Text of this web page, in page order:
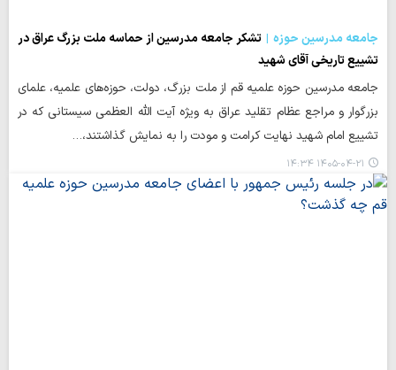
جامعه مدرسین حوزه
تشکر جامعه مدرسین از حماسه ملت بزرگ عراق در
تشییع تاریخی آقای شهید
جامعه مدرسین حوزه علمیه قم از ملت بزرگ، دولت، حوزه‌های علمیه، علمای
بزرگوار و مراجع عظام تقلید عراق به ویژه آیت الله العظمی سیستانی که در
تشییع امام شهید نهایت کرامت و مودت را به نمایش گذاشتند،…
۱۴۰۵-۰۴-۲۱ ۱۴:۳۴